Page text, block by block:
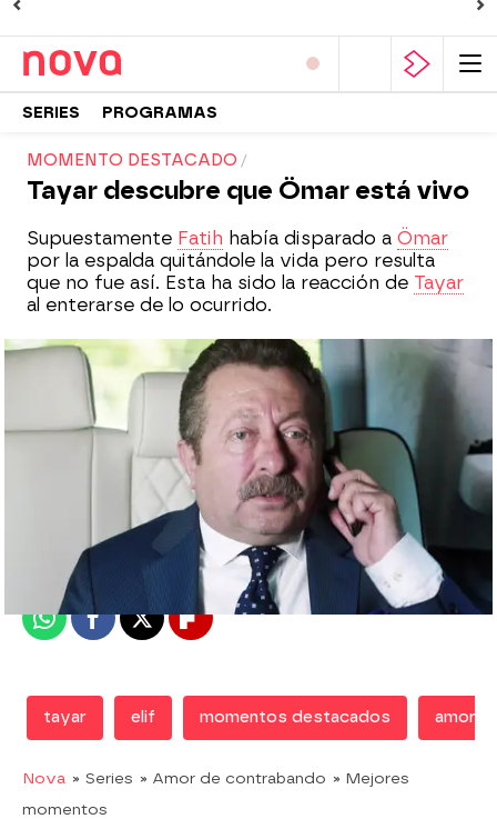
SERIES PROGRAMAS
MOMENTO DESTACADO
Tayar descubre que Ömar está vivo
Supuestamente Fatih había disparado a Ömar
por la espalda quitándole la vida pero resulta
que no fue así. Esta ha sido la reacción de Tayar
al enterarse de lo ocurrido.
Madrid
Publicado: 09 de noviembre de 2018, 22:32
WhatsappFacebook
X Flipboard
tayar elif momentos destacados amor
Nova » Series » Amor de contrabando » Mejores
momentos